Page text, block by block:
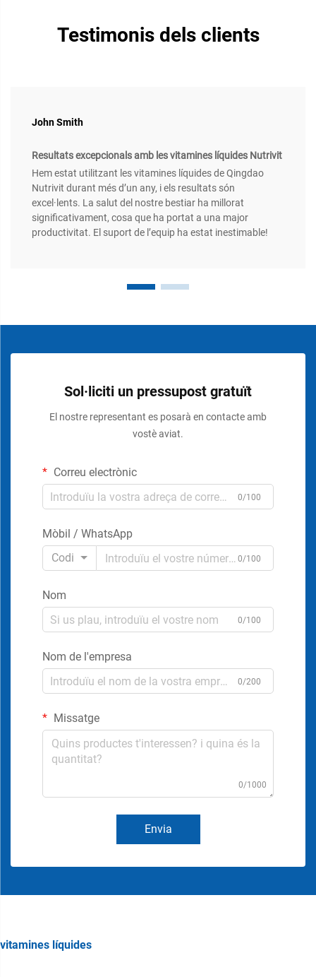
Testimonis dels clients
John Smith
Resultats excepcionals amb les vitamines líquides Nutrivit
Hem estat utilitzant les vitamines líquides de Qingdao
Nutrivit durant més d’un any, i els resultats són
excel·lents. La salut del nostre bestiar ha millorat
significativament, cosa que ha portat a una major
productivitat. El suport de l’equip ha estat inestimable!
Sol·liciti un pressupost gratuït
El nostre representant es posarà en contacte amb
vostè aviat.
Correu electrònic
0/100
Mòbil / WhatsApp
Codi
0/100
Nom
0/100
Nom de l'empresa
0/200
Missatge
0/1000
Envia
vitamines líquides